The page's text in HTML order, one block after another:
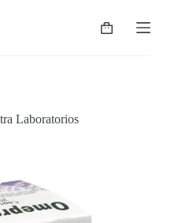
Shopping
Laboratorios